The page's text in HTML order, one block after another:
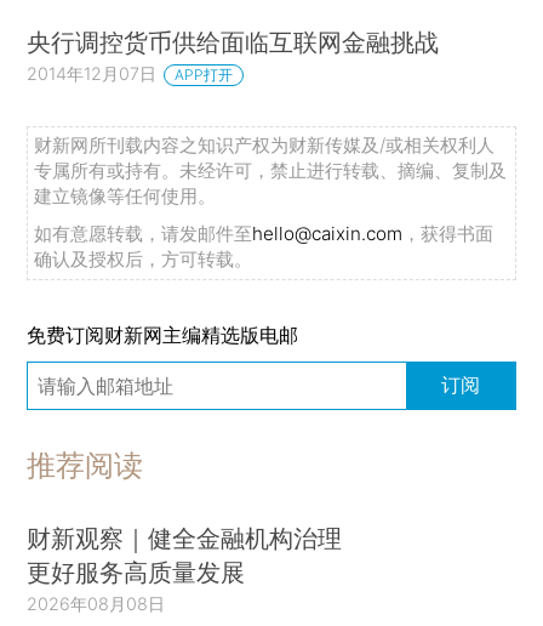
央行调控货币供给面临互联网金融挑战
2014年12月07日 APP打开
财新网所刊载内容之知识产权为财新传媒及/或相关权利人
专属所有或持有。未经许可，禁止进行转载、摘编、复制及
建立镜像等任何使用。
如有意愿转载，请发邮件至hello@caixin.com ，获得书面
确认及授权后，方可转载。
免费订阅财新网主编精选版电邮
订阅
推荐阅读
财新观察｜健全金融机构治理
更好服务高质量发展
2026年08月08日